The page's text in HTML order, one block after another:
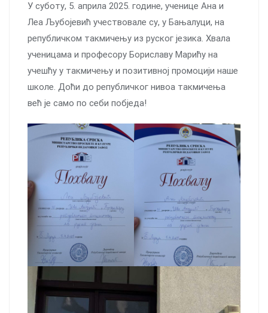
У суботу, 5. априла 2025. године, ученице Ана и
Леа Љубојевић учествовале су, у Бањалуци, на
републичком такмичењу из руског језика. Хвала
ученицама и професору Бориславу Марићу на
учешћу у такмичењу и позитивној промоцији наше
школе. Доћи до републичког нивоа такмичења
већ је само по себи побједа!